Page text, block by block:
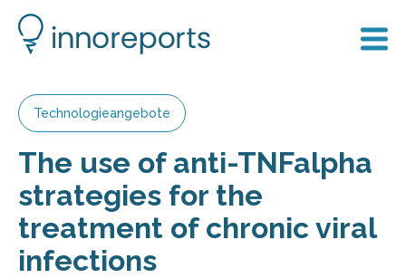
Technologieangebote
The use of anti-TNFalpha
strategies for the
treatment of chronic viral
infections